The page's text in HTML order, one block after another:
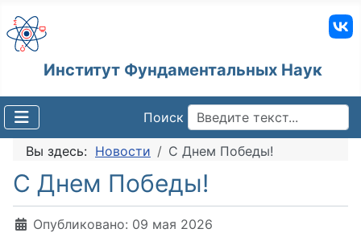
Институт Фундаментальных Наук
Поиск
Вы здесь: Новости С Днем Победы!
С Днем Победы!
Информация о материале
Опубликовано: 09 мая 2026